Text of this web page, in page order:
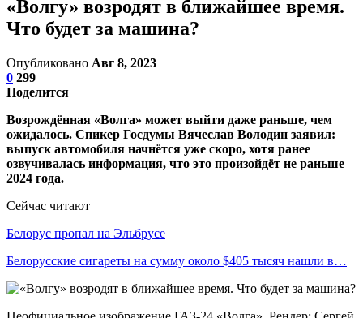
«Волгу» возродят в ближайшее время.
Что будет за машина?
Опубликовано Авг 8, 2023
0 299
Поделится
Возрождённая «Волга» может выйти даже раньше, чем
ожидалось. Спикер Госдумы Вячеслав Володин заявил:
выпуск автомобиля начнётся уже скоро, хотя ранее
озвучивалась информация, что это произойдёт не раньше
2024 года.
Сейчас читают
Белорус пропал на Эльбрусе
Белорусские сигареты на сумму около $405 тысяч нашли в…